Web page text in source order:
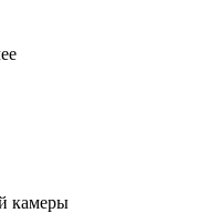
камеры